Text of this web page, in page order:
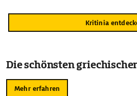
Kritinia
Die schönsten
Mehr erfahren